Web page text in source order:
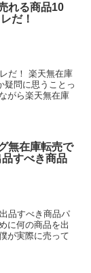
れる商品10
だ！
だ！ 楽天無在庫
疑問に思うことっ
がら楽天無在庫
無在庫転売で
すべき商品
品すべき商品パ
に何の商品を出
が実際に売って